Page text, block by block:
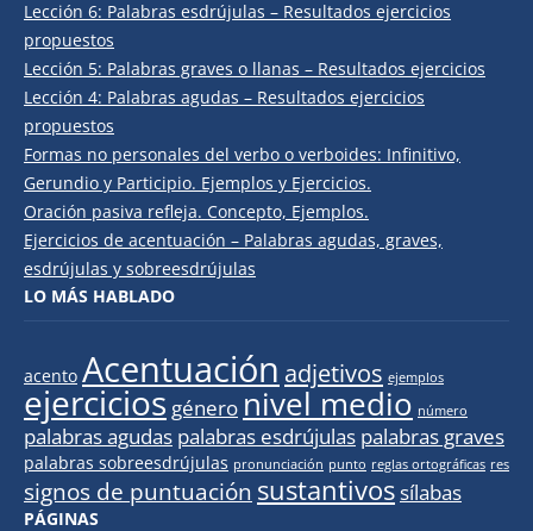
Lección 6: Palabras esdrújulas – Resultados ejercicios
propuestos
Lección 5: Palabras graves o llanas – Resultados ejercicios
Lección 4: Palabras agudas – Resultados ejercicios
propuestos
Formas no personales del verbo o verboides: Infinitivo,
Gerundio y Participio. Ejemplos y Ejercicios.
Oración pasiva refleja. Concepto, Ejemplos.
Ejercicios de acentuación – Palabras agudas, graves,
esdrújulas y sobreesdrújulas
LO MÁS HABLADO
acento Acentuación adjetivos ejemplos
ejercicios género nivel medio número
palabras agudas palabras esdrújulas palabras graves
palabras sobreesdrújulas pronunciación punto reglas ortográficas res
signos de puntuación sustantivossílabas
PÁGINAS